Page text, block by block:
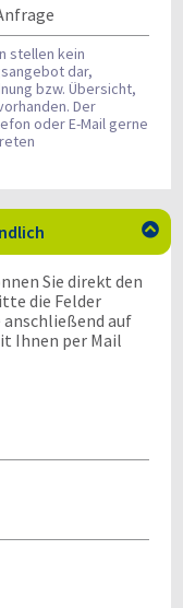
stellen kein
dar,
bzw. Übersicht,
Der
oder E-Mail gerne

Sie direkt den
die Felder
auf
Ihnen per Mail